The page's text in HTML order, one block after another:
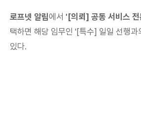
로프넷 알림에서 '[의뢰] 공동 서비스
택하면 해당 임무인 '[특수] 일일 선행과
있다.